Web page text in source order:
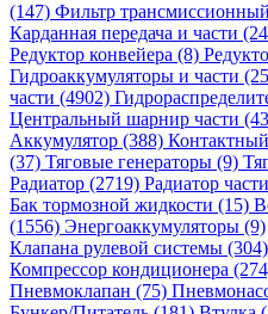
(147) Фильтр
Карданная передача и части
Редуктор конвейера (8)
Гидроаккумуляторы и части
части (4902)
Центральный шарнир части
Аккумулятор (388)
(37) Тяговые генераторы (9)
Радиатор (2719) Радиатор
Бак тормозной жидкости (15)
(1556) Энергоаккумуляторы (9)
Клапана рулевой системы (304)
Компрессор кондиционера
Пневмоклапан (75)